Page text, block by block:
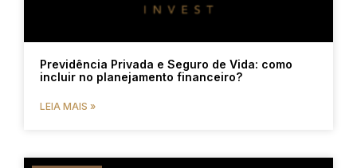
Previdência Privada e Seguro de Vida: como
incluir no planejamento financeiro?
LEIA MAIS »